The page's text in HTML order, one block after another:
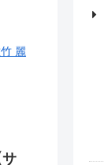
麗